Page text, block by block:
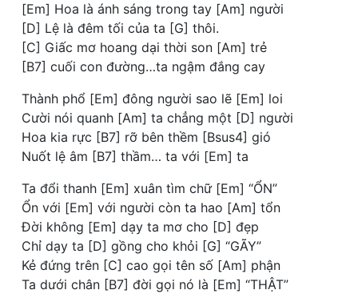
[Em] Hoa là ánh sáng trong tay [Am] người
[D] Lệ là đêm tối của ta [G] thôi.
[C] Giấc mơ hoang dại thời son [Am] trẻ
[B7] cuối con đường…ta ngậm đắng cay
Thành phổ [Em] đông người sao lẽ [Em] loi
Cười nói quanh [Am] ta chẳng một [D] người
Hoa kia rực [B7] rỡ bên thềm [Bsus4] gió
Nuốt lệ âm [B7] thầm… ta với [Em] ta
Ta đổi thanh [Em] xuân tìm chữ [Em] “ỔN”
Ổn với [Em] với người còn ta hao [Am] tổn
Đời không [Em] dạy ta mơ cho [D] đẹp
Chỉ dạy ta [D] gồng cho khỏi [G] “GÃY”
Kẻ đứng trên [C] cao gọi tên số [Am] phận
Ta dưới chân [B7] đời gọi nó là [Em] “THẬT”